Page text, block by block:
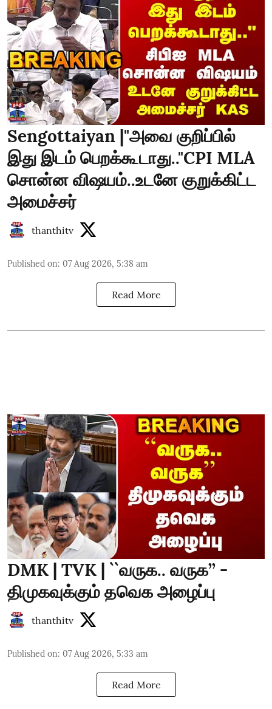
Sengottaiyan |"அவை குறிப்பில்
இது இடம் பெறக்கூடாது.."CPI MLA
சொன்ன விஷயம்..உடனே குறுக்கிட்ட
அமைச்சர்
thanthitv
Published on: 07 Aug 2026, 5:38 am
Read More
DMK | TVK | ``வருக.. வருக’’ -
திமுகவுக்கும் தவெக அழைப்பு
thanthitv
Published on: 07 Aug 2026, 5:33 am
Read More